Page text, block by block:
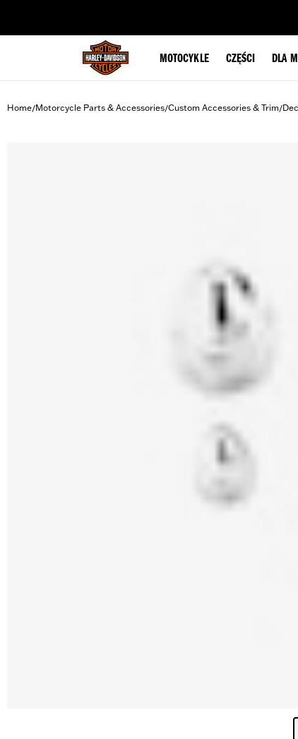
MOTOCYKLE CZĘŚCI DLA
Home/Motorcycle Parts & Accessories/Custom Accessories & Trim/